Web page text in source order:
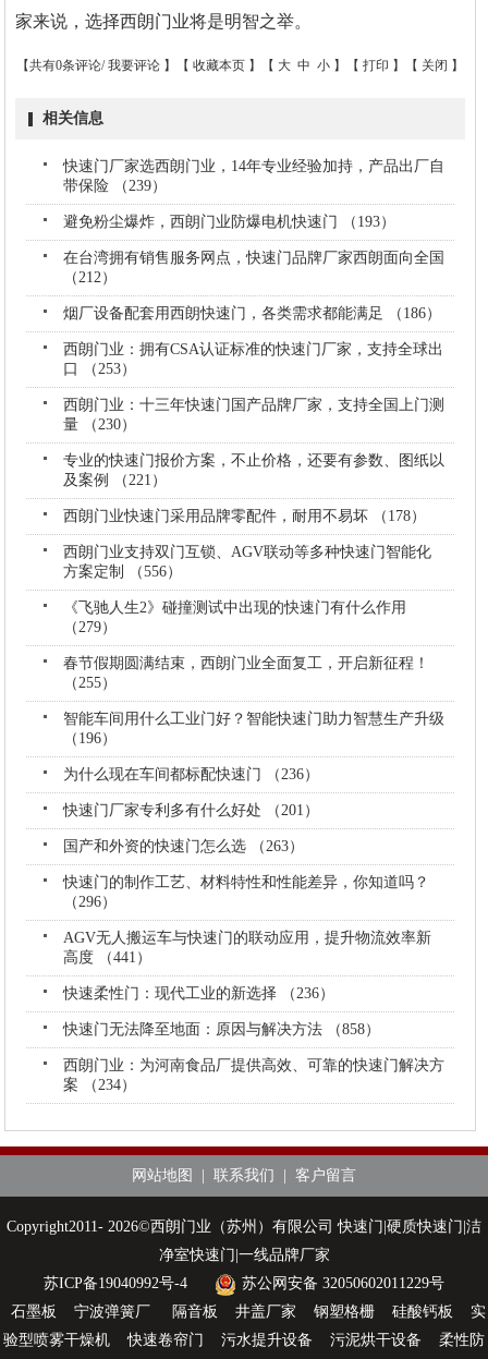
家来说，选择西朗门业将是明智之举。
【共有0条评论/ 我要评论 】【 收藏本页 】【 大 中 小 】【 打印 】【 关闭 】
相关信息
快速门厂家选西朗门业，14年专业经验加持，产品出厂自
带保险 （239）
避免粉尘爆炸，西朗门业防爆电机快速门 （193）
在台湾拥有销售服务网点，快速门品牌厂家西朗面向全国
（212）
烟厂设备配套用西朗快速门，各类需求都能满足 （186）
西朗门业：拥有CSA认证标准的快速门厂家，支持全球出
口 （253）
西朗门业：十三年快速门国产品牌厂家，支持全国上门测
量 （230）
专业的快速门报价方案，不止价格，还要有参数、图纸以
及案例 （221）
西朗门业快速门采用品牌零配件，耐用不易坏 （178）
西朗门业支持双门互锁、AGV联动等多种快速门智能化
方案定制 （556）
《飞驰人生2》碰撞测试中出现的快速门有什么作用
（279）
春节假期圆满结束，西朗门业全面复工，开启新征程！
（255）
智能车间用什么工业门好？智能快速门助力智慧生产升级
（196）
为什么现在车间都标配快速门 （236）
快速门厂家专利多有什么好处 （201）
国产和外资的快速门怎么选 （263）
快速门的制作工艺、材料特性和性能差异，你知道吗？
（296）
AGV无人搬运车与快速门的联动应用，提升物流效率新
高度 （441）
快速柔性门：现代工业的新选择 （236）
快速门无法降至地面：原因与解决方法 （858）
西朗门业：为河南食品厂提供高效、可靠的快速门解决方
案 （234）
网站地图 联系我们 客户留言
Copyright2011- 2026©西朗门业（苏州）有限公司 快速门|硬质快速门|洁
净室快速门|一线品牌厂家
苏ICP备19040992号-4
苏公网安备 32050602011229号
石墨板
宁波弹簧厂 隔音板 井盖厂家 钢塑格栅 硅酸钙板
实
验型喷雾干燥机
快速卷帘门 污水提升设备 污泥烘干设备 柔性防